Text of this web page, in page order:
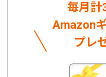
毎月計
Amazon
プレ